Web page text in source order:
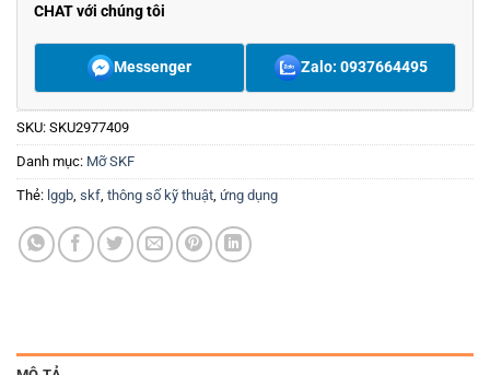
CHAT với chúng tôi
Messenger Zalo: 0937664495
SKU: SKU2977409
Danh mục: Mỡ SKF
Thẻ: lggb skf thông số kỹ thuật ứng dụng